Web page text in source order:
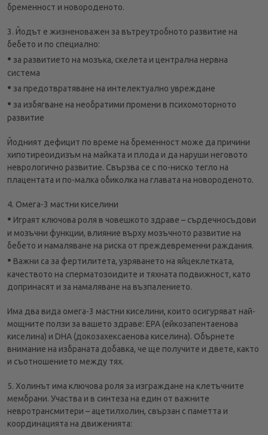
бременност и новороденото.
3. Йодът е жизненоважен за вътреутробното развитие на
бебето и по специално:
• за развитието на мозъка, скелета и централна нервна
система
• за предотвратяване на интелектуално увреждане
• за избягване на необратими промени в психомоторното
развитие
Йодният дефицит по време на бременност може да причини
хипотиреоидизъм на майката и плода и да наруши неговото
неврологично развитие. Свързва се с по-ниско тегло на
плацентата и по-малка обиколка на главата на новороденото.
4. Омега-3 мастни киселини
• Играят ключова роля в човешкото здраве – сърдечносъдови
и мозъчни функции, влияние върху мозъчното развитие на
бебето и намаляване на риска от преждевременни раждания.
• Важни са за фертилитета, узряването на яйцеклетката,
качеството на сперматозоидите и тяхната подвижност, като
допринасят и за намаляване на възпалението.
Има два вида омега-3 мастни киселини, които осигуряват най-
мощните ползи за вашето здраве: EPA (ейкозапентаенова
киселина) и DHA (докозахексаенова киселина). Обърнете
внимание на избраната добавка, че ще получите и двете, както
и съотношението между тях.
5. Холинът има ключова роля за изграждане на клетъчните
мембрани. Участва и в синтеза на един от важните
невротрансмитери – ацетилхолин, свързан с паметта и
координацията на движенията: